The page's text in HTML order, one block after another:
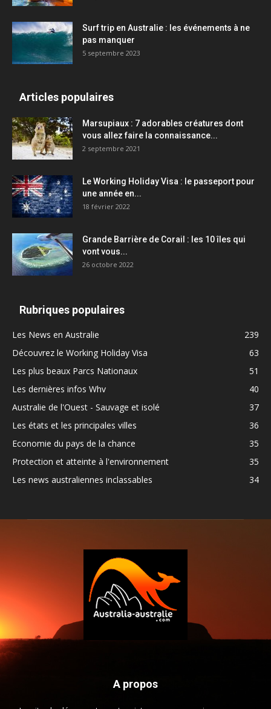
Surf trip en Australie : les événements à ne
pas manquer
5 septembre 2023
Articles populaires
Marsupiaux : 7 adorables créatures dont
vous allez faire la connaissance...
2 septembre 2021
Le Working Holiday Visa : le passeport pour
une année en...
18 février 2022
Grande Barrière de Corail : les 10 îles qui
vont vous...
26 octobre 2022
Rubriques populaires
Les News en Australie
239
Découvrez le Working Holiday Visa
63
Les plus beaux Parcs Nationaux
51
Les dernières infos Whv
40
Australie de l'Ouest - Sauvage et isolé
37
Les états et les principales villes
36
Economie du pays de la chance
35
Protection et atteinte à l'environnement
35
Les news australiennes inclassables
34
A propos